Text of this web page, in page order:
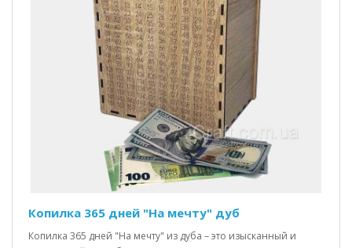
Копилка 365 дней "На мечту" дуб
Копилка 365 дней "На мечту" из дуба – это изысканный и